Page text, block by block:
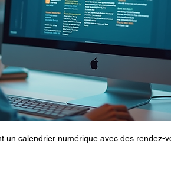
un calendrier numérique avec des rendez-